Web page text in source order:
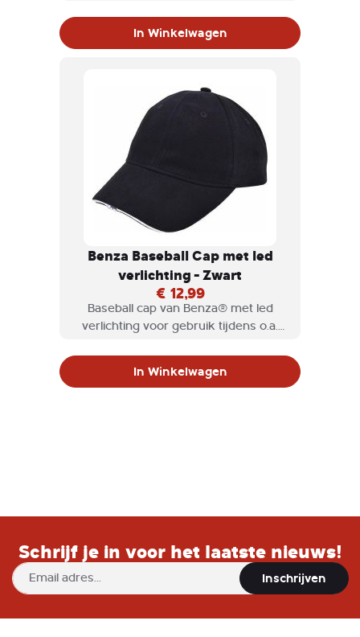
In Winkelwagen
Benza Baseball Cap met led
verlichting - Zwart
€ 12,99
Baseball cap van Benza® met led
verlichting voor gebruik tijdens o.a.
In Winkelwagen
Schrijf je in voor het laatste nieuws!
Abonneer
u
onze
Inschrijven